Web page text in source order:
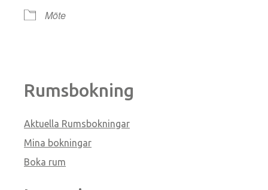
Möte
Rumsbokning
Aktuella Rumsbokningar
Mina bokningar
Boka rum